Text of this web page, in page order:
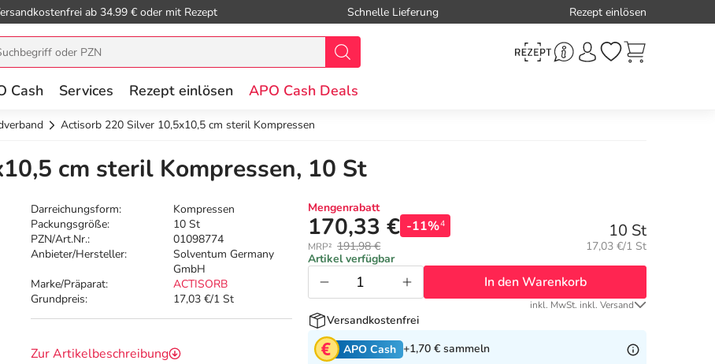
ab 34.99 € oder mit Rezept Schnelle Lieferung Rezept einlösen
Cash Services Rezept einlösen APO Cash Deals
Actisorb 220 Silver 10,5x10,5 cm steril Kompressen
cm steril Kompressen, 10 St
Darreichungsform:
Kompressen
Packungsgröße:
10 St
PZN/Art.Nr.:
01098774
Anbieter/Hersteller:
Solventum Germany
GmbH
Marke/Präparat:
ACTISORB
Grundpreis:
17,03 €/1 St
Zur Artikelbeschreibung
Mengenrabatt
170,33 € -11%4
MRP² 191,98 €
10 St
Grundpreis:
17,03 €/1 St
Artikel verfügbar
In den Warenkorb
inkl. MwSt. inkl. Versand
Versandkostenfrei
APO Cash +1,70 € sammeln